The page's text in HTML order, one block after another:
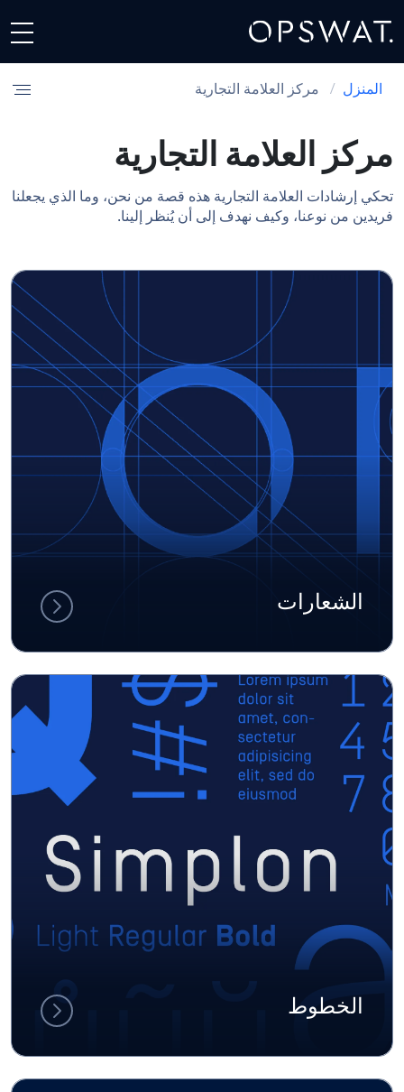
المنزل / مركز العلامة التجارية
مركز العلامة التجارية
تحكي إرشادات العلامة التجارية هذه قصة من نحن، وما الذي يجعلنا
فريدين من نوعنا، وكيف نهدف إلى أن يُنظر إلينا.
الشعارات
الخطوط